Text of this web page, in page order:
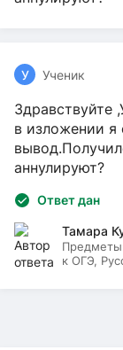
У Ученик
Здравствуйте
в изложении я
аннулируют?
Ответ дан
Тамара
к ОГЭ,